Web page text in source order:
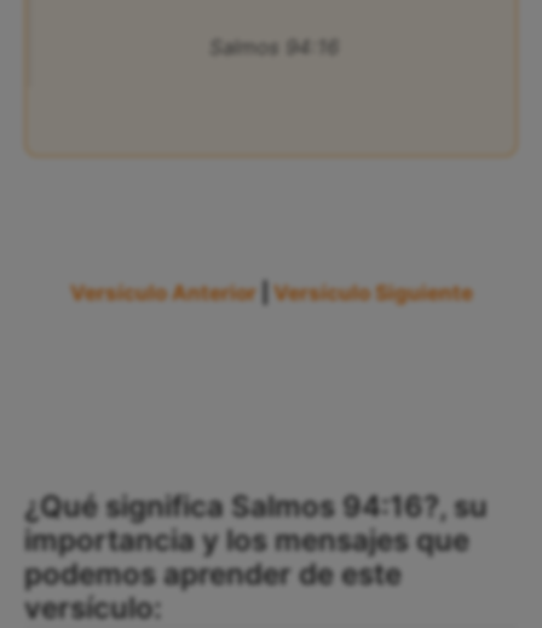
Salmos 94:16
Versículo Anterior Versículo Siguiente
¿Qué significa Salmos 94:16?, su
importancia y los mensajes que
podemos aprender de este
versículo: